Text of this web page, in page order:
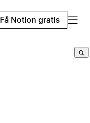
Få Notion gratis